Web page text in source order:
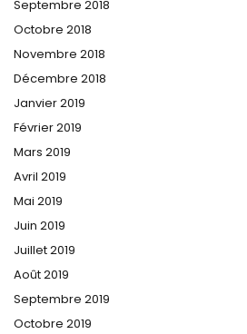
Septembre 2018
Octobre 2018
Novembre 2018
Décembre 2018
Janvier 2019
Février 2019
Mars 2019
Avril 2019
Mai 2019
Juin 2019
Juillet 2019
Août 2019
Septembre 2019
Octobre 2019